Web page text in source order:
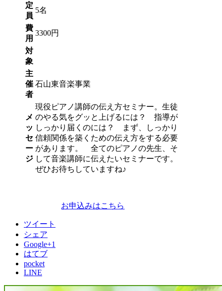
定
員
5名
費
用
3300円
対
象
主
催
者
石山東音楽事業
メ
ッ
セ
ー
ジ
現役ピアノ講師の伝え方セミナー。生徒
のやる気をグッと上げるには？ 指導が
しっかり届くのには？ まず、しっかり
信頼関係を築くための伝え方をする必要
があります。 全てのピアノの先生、そ
して音楽講師に伝えたいセミナーです。
ぜひお待ちしていますね♪
お申込みはこちら
ツイート
シェア
Google+1
はてブ
pocket
LINE